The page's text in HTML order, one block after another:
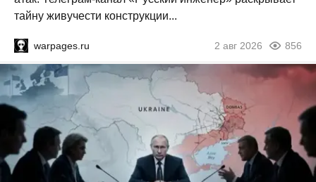
тайну живучести конструкции...
warpages.ru 2 авг 2026 856